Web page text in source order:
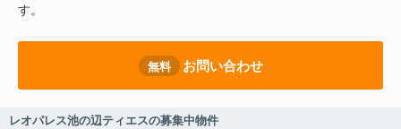
す。
無料 お問い合わせ
レオパレス池の辺ティエスの募集中物件